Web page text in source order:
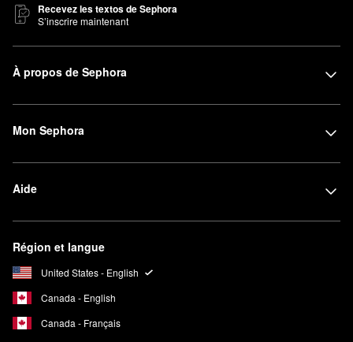
Recevez les textos de Sephora
S’inscrire maintenant
À propos de Sephora
Mon Sephora
Aide
Région et langue
United States - English
Canada - English
Canada - Français